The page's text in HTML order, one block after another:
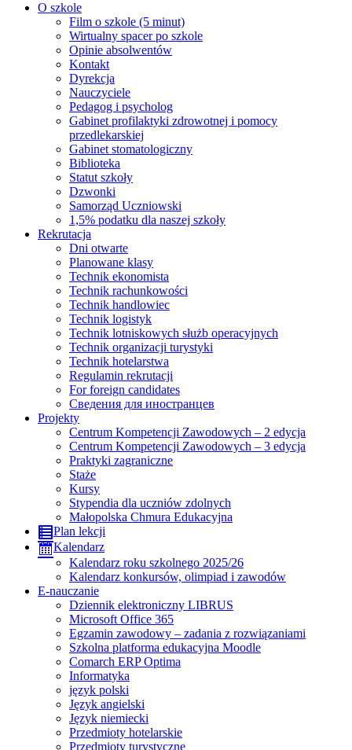
O szkole
Film o szkole (5 minut)
Wirtualny spacer po szkole
Opinie absolwentów
Kontakt
Dyrekcja
Nauczyciele
Pedagog i psycholog
Gabinet profilaktyki zdrowotnej i pomocy
przedlekarskiej
Gabinet stomatologiczny
Biblioteka
Statut szkoły
Dzwonki
Samorząd Uczniowski
1,5% podatku dla naszej szkoły
Rekrutacja
Dni otwarte
Planowane klasy
Technik ekonomista
Technik rachunkowości
Technik handlowiec
Technik logistyk
Technik lotniskowych służb operacyjnych
Technik organizacji turystyki
Technik hotelarstwa
Regulamin rekrutacji
For foreign candidates
Сведения для иностранцев
Projekty
Centrum Kompetencji Zawodowych – 2 edycja
Centrum Kompetencji Zawodowych – 3 edycja
Praktyki zagraniczne
Staże
Kursy
Stypendia dla uczniów zdolnych
Małopolska Chmura Edukacyjna
Plan lekcji
Kalendarz
Kalendarz roku szkolnego 2025/26
Kalendarz konkursów, olimpiad i zawodów
E-nauczanie
Dziennik elektroniczny LIBRUS
Microsoft Office 365
Egzamin zawodowy – zadania z rozwiązaniami
Szkolna platforma edukacyjna Moodle
Comarch ERP Optima
Informatyka
język polski
Język angielski
Język niemiecki
Przedmioty hotelarskie
Przedmioty turystyczne